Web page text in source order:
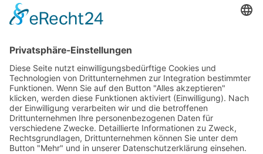
Unternehmergeist, sondern politisch verursachte
Standortnachteile: zu hohe Energiepreise,
Raten. Die
WEITERLESEN »
20. Dezember 2025
1 2 3